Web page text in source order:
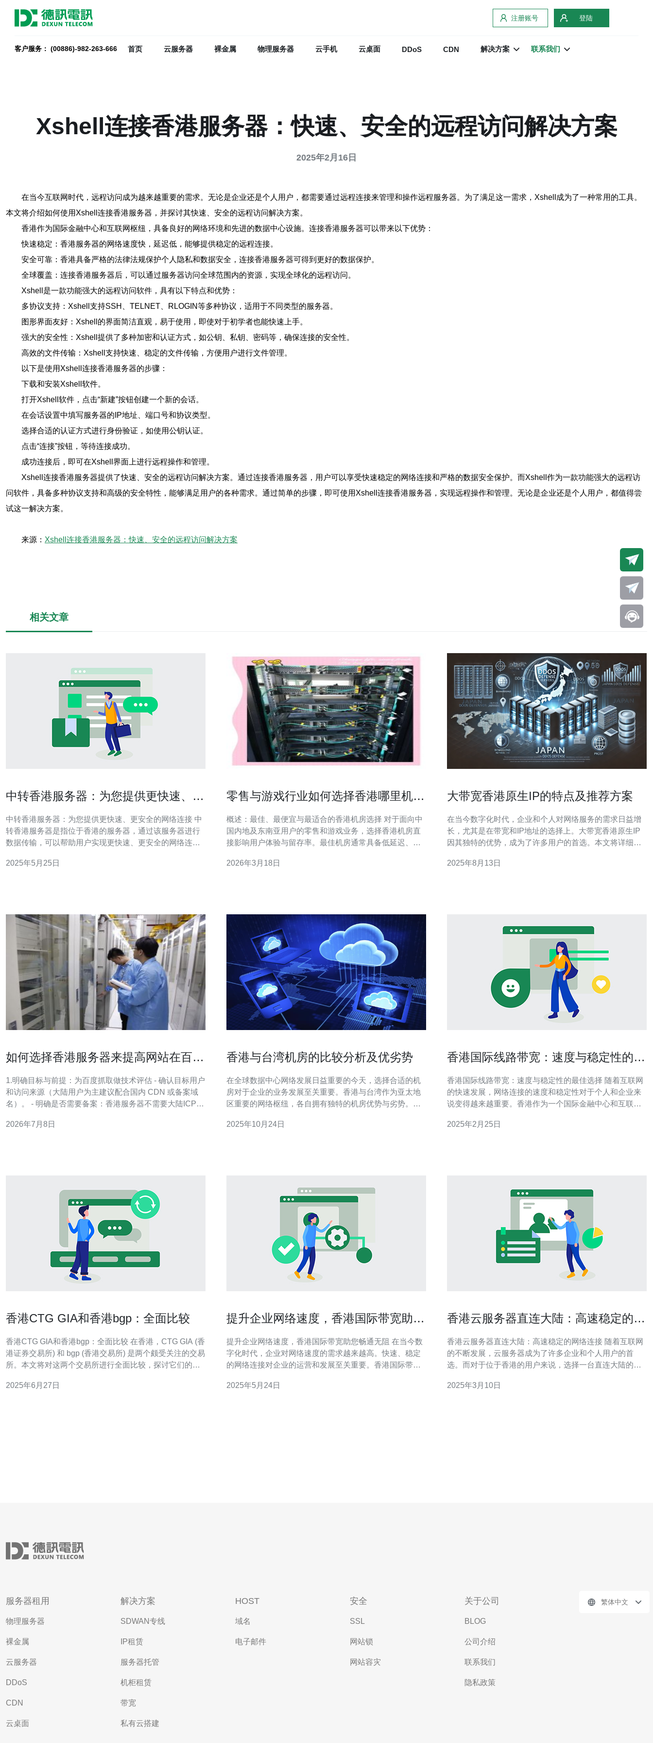
注册账号 登陆
客户服务： (00886)-982-263-666 首页 云服务器 裸金属 物理服务器 云手机 云桌面 DDoS CDN 解决方案 联系我们
Xshell连接香港服务器：快速、安全的远程访问解决方案
2025年2月16日
在当今互联网时代，远程访问成为越来越重要的需求。无论是企业还是个人用户，都需要通过远程连接来管理和操作远程服务器。为了满足这一需求，Xshell成为了一种常用的工具。
本文将介绍如何使用Xshell连接香港服务器，并探讨其快速、安全的远程访问解决方案。
香港作为国际金融中心和互联网枢纽，具备良好的网络环境和先进的数据中心设施。连接香港服务器可以带来以下优势：
快速稳定：香港服务器的网络速度快，延迟低，能够提供稳定的远程连接。
安全可靠：香港具备严格的法律法规保护个人隐私和数据安全，连接香港服务器可得到更好的数据保护。
全球覆盖：连接香港服务器后，可以通过服务器访问全球范围内的资源，实现全球化的远程访问。
Xshell是一款功能强大的远程访问软件，具有以下特点和优势：
多协议支持：Xshell支持SSH、TELNET、RLOGIN等多种协议，适用于不同类型的服务器。
图形界面友好：Xshell的界面简洁直观，易于使用，即使对于初学者也能快速上手。
强大的安全性：Xshell提供了多种加密和认证方式，如公钥、私钥、密码等，确保连接的安全性。
高效的文件传输：Xshell支持快速、稳定的文件传输，方便用户进行文件管理。
以下是使用Xshell连接香港服务器的步骤：
下载和安装Xshell软件。
打开Xshell软件，点击“新建”按钮创建一个新的会话。
在会话设置中填写服务器的IP地址、端口号和协议类型。
选择合适的认证方式进行身份验证，如使用公钥认证。
点击“连接”按钮，等待连接成功。
成功连接后，即可在Xshell界面上进行远程操作和管理。
Xshell连接香港服务器提供了快速、安全的远程访问解决方案。通过连接香港服务器，用户可以享受快速稳定的网络连接和严格的数据安全保护。而Xshell作为一款功能强大的远程访
问软件，具备多种协议支持和高级的安全特性，能够满足用户的各种需求。通过简单的步骤，即可使用Xshell连接香港服务器，实现远程操作和管理。无论是企业还是个人用户，都值得尝
试这一解决方案。
来源： Xshell连接香港服务器：快速、安全的远程访问解决方案
相关文章
中转香港服务器：为您提供更快速、更
中转香港服务器：为您提供更快速、更安全的网络连接 中
转香港服务器是指位于香港的服务器，通过该服务器进行
数据传输，可以帮助用户实现更快速、更安全的网络连
快，因此选择中转香港服务器能够提升用户的网络体验。
2025年5月25日
零售与游戏行业如何选择香港哪里机房
概述：最佳、最便宜与最适合的香港机房选择 对于面向中
国内地及东南亚用户的零售和游戏业务，选择香港机房直
接影响用户体验与留存率。最佳机房通常具备低延迟、高
节省成本但牺牲带宽或互联质量。要降低流失率，并非只
2026年3月18日
大带宽香港原生IP的特点及推荐方案
在当今数字化时代，企业和个人对网络服务的需求日益增
长，尤其是在带宽和IP地址的选择上。大带宽香港原生IP
因其独特的优势，成为了许多用户的首选。本文将详细介
时做出更明智的决策。 首先，我们来了解什么是大带宽香
2025年8月13日
如何选择香港服务器来提高网站在百度
1.明确目标与前提：为百度抓取做技术评估 - 确认目标用户
和访问来源（大陆用户为主建议配合国内 CDN 或备案域
名）。 - 明确是否需要备案：香港服务器不需要大陆ICP备
内代理能提升访问速度和抓取率。 - 准备好域名管理权
2026年7月8日
香港与台湾机房的比较分析及优劣势
在全球数据中心网络发展日益重要的今天，选择合适的机
房对于企业的业务发展至关重要。香港与台湾作为亚太地
区重要的网络枢纽，各自拥有独特的机房优势与劣势。本
业提供决策参考。 香港机房的优势有哪些？ 香港机房以其
2025年10月24日
香港国际线路带宽：速度与稳定性的最
香港国际线路带宽：速度与稳定性的最佳选择 随着互联网
的快速发展，网络连接的速度和稳定性对于个人和企业来
说变得越来越重要。香港作为一个国际金融中心和互联网
宽，成为了许多用户的首选。 1. 速度快：香港国际线路带
2025年2月25日
香港CTG GIA和香港bgp：全面比较
香港CTG GIA和香港bgp：全面比较 在香港，CTG GIA (香
港证券交易所) 和 bgp (香港交易所) 是两个颇受关注的交易
所。本文将对这两个交易所进行全面比较，探讨它们的特
证券交易所之一，其规模和影响力在香港金融市场中不可
2025年6月27日
提升企业网络速度，香港国际带宽助您
提升企业网络速度，香港国际带宽助您畅通无阻 在当今数
字化时代，企业对网络速度的需求越来越高。快速、稳定
的网络连接对企业的运营和发展至关重要。香港国际带宽
升网络速度的利器。 香港国际带宽拥有先进的网络设备和
2025年5月24日
香港云服务器直连大陆：高速稳定的网
香港云服务器直连大陆：高速稳定的网络连接 随着互联网
的不断发展，云服务器成为了许多企业和个人用户的首
选。而对于位于香港的用户来说，选择一台直连大陆的云
的优势，以及为何它能够提供高速稳定的网络连接。 香港
2025年3月10日
服务器租用
物理服务器
裸金属
云服务器
DDoS
CDN
云桌面
解决方案
SDWAN专线
IP租赁
服务器托管
机柜租赁
带宽
私有云搭建
HOST
域名
电子邮件
安全
SSL
网站锁
网站容灾
关于公司
BLOG
公司介绍
联系我们
隐私政策
繁体中文